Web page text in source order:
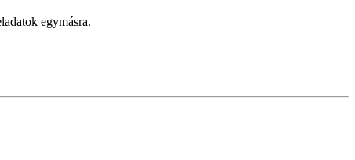
egymásra.